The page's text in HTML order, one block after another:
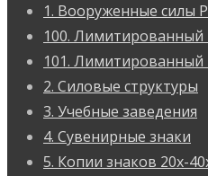
1. Вооруженные силы
100. Лимитированный
101. Лимитированный
2. Силовые структуры
3. Учебные заведения
4. Сувенирные знаки
5. Копии знаков 20х-